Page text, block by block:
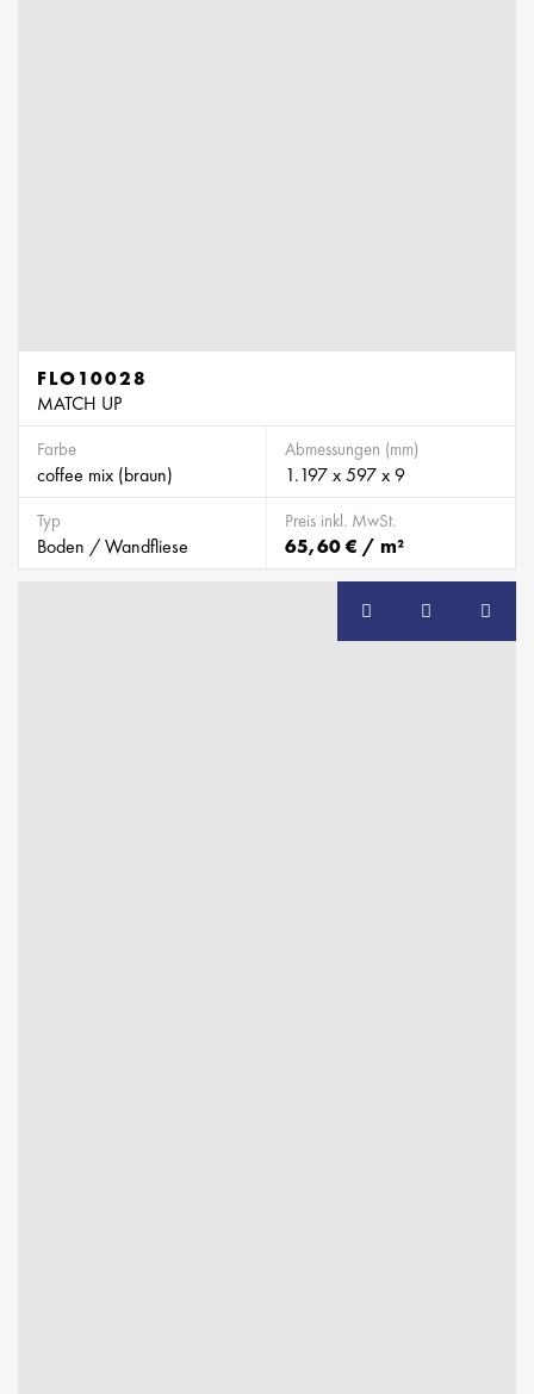
FLO10028
MATCH UP
Farbe
coffee mix (braun)
Abmessungen (mm)
1.197 x 597 x 9
Typ
Boden / Wandfliese
Preis inkl. MwSt.
65,60 € / m²